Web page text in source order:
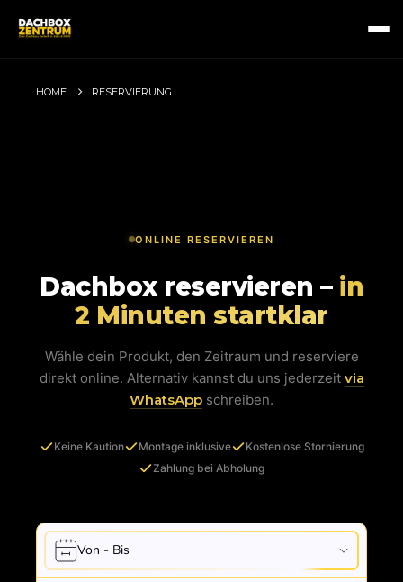
HOME RESERVIERUNG
ONLINE RESERVIEREN
Dachbox reservieren – in
2 Minuten startklar
Wähle dein Produkt, den Zeitraum und reserviere
direkt online. Alternativ kannst du uns jederzeit via
WhatsApp schreiben.
Keine Kaution Montage inklusive
Kostenlose Stornierung
Zahlung bei Abholung